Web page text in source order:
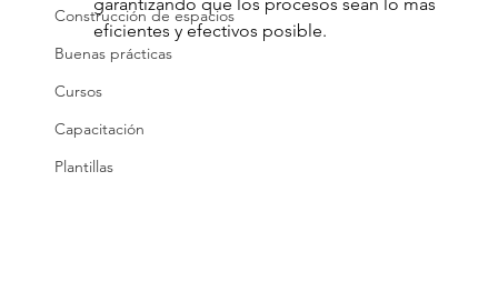
Construcción de espacios
Buenas prácticas
Cursos
Capacitación
Plantillas
eficientes y efectivos posible.